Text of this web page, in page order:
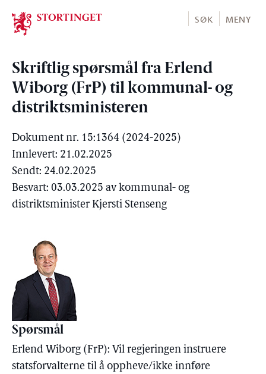
Stortinget.no
SØK MENY
Skriftlig spørsmål fra Erlend
Wiborg (FrP) til kommunal- og
distriktsministeren
Dokument nr. 15:1364 (2024-2025)
Innlevert: 21.02.2025
Sendt: 24.02.2025
Besvart: 03.03.2025 av kommunal- og
distriktsminister Kjersti Stenseng
Spørsmål
Erlend Wiborg (FrP): Vil regjeringen instruere
statsforvalterne til å oppheve/ikke innføre